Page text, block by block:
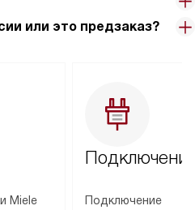
или это предзаказ?
Miele
Подключение